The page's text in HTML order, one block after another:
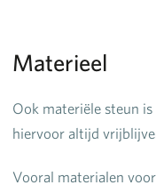
Materieel
Ook materiële steun
hiervoor altijd
Vooral materialen